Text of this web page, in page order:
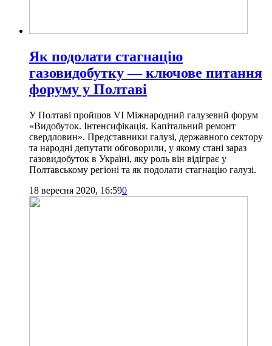
Як подолати стагнацію
газовидобутку — ключове питання
форуму у Полтаві
У Полтаві пройшов VI Міжнародний галузевий форум
«Видобуток. Інтенсифікація. Капітальний ремонт
свердловин». Представники галузі, державного сектору
та народні депутати обговорили, у якому стані зараз
газовидобуток в Україні, яку роль він відіграє у
Полтавському регіоні та як подолати стагнацію галузі.
18 вересня 2020, 16:590